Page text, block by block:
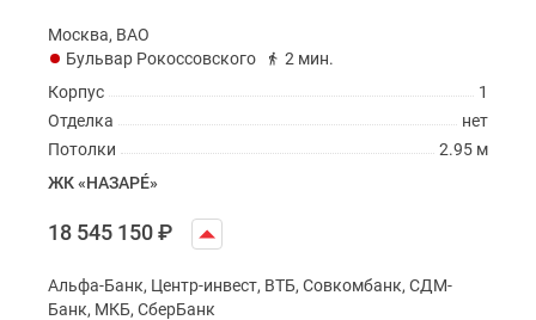
Москва, ВАО
Бульвар Рокоссовского
2 мин.
1
Корпус
нет
Отделка
2.95 м
Потолки
ЖК «НАЗАРÉ»
18 545 150₽
Альфа-Банк, Центр-инвест, ВТБ, Совкомбанк, СДМ-
Банк, МКБ, СберБанк